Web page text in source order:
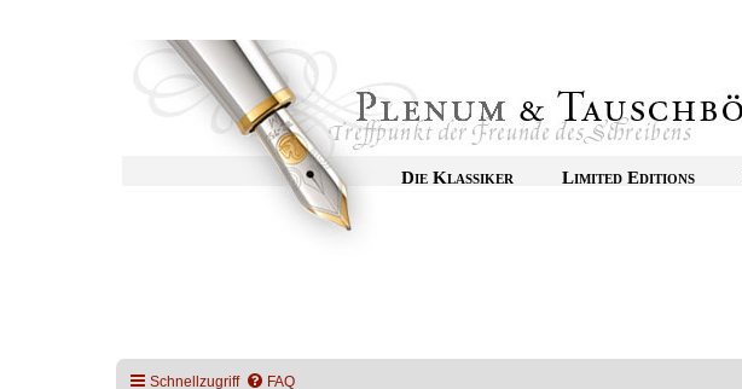
Die Klassiker Limited Editions
Schnellzugriff FAQ